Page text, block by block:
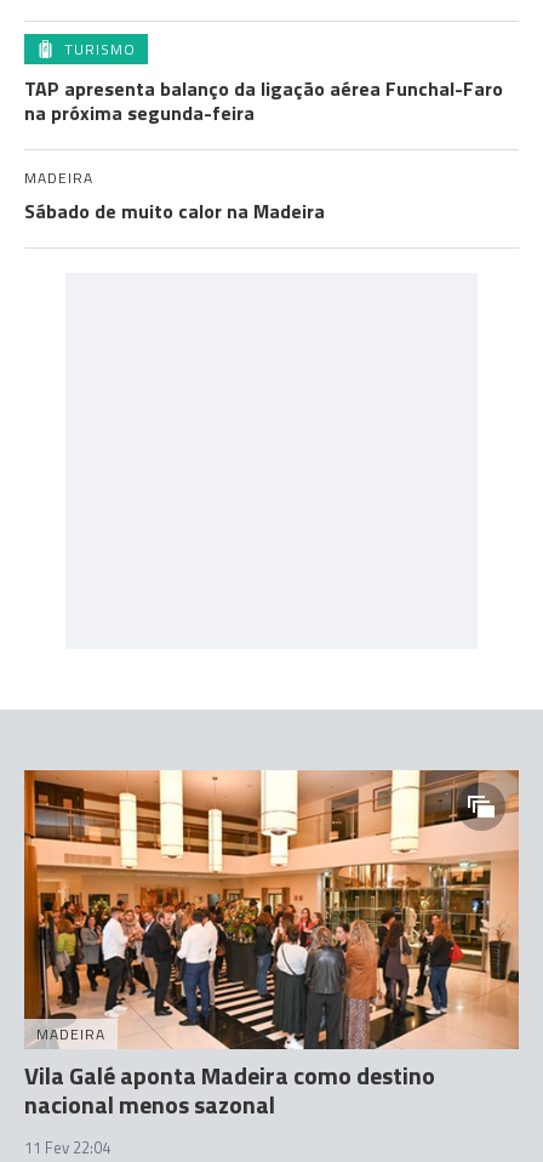
TURISMO
TAP apresenta balanço da ligação aérea Funchal-Faro
na próxima segunda-feira
MADEIRA
Sábado de muito calor na Madeira
MADEIRA
Vila Galé aponta Madeira como destino
nacional menos sazonal
11 Fev 22:04